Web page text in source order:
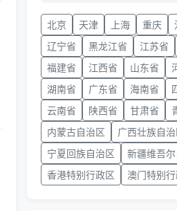
北京 天津 上海 重庆
辽宁省
黑龙江省 江苏省
福建省
江西省 山东省
湖南省
广东省 海南省
云南省
陕西省 甘肃省
内蒙古自治区
广西壮族自
宁夏回族自治区
新疆维吾
香港特别行政区
澳门特别